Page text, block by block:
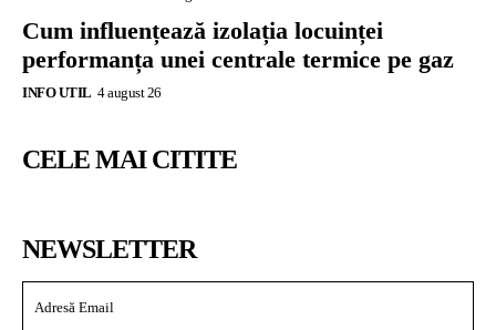
Cum influențează izolația locuinței
performanța unei centrale termice pe gaz
INFO UTIL 4 august 26
CELE MAI CITITE
NEWSLETTER